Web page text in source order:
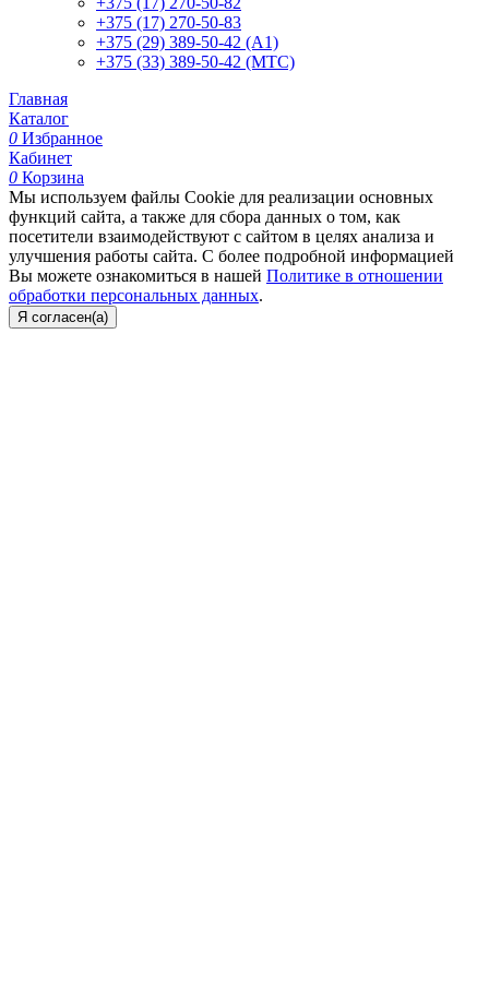
+375 (17) 270-50-83
+375 (29) 389-50-42 (А1)
+375 (33) 389-50-42 (МТС)
Главная
Каталог
0 Избранное
Кабинет
0 Корзина
Мы используем файлы Cookie для реализации основных
функций сайта, а также для сбора данных о том, как
посетители взаимодействуют с сайтом в целях анализа и
улучшения работы сайта. С более подробной информацией
Вы можете ознакомиться в нашей Политике в отношении
обработки персональных данных.
Я согласен(а)